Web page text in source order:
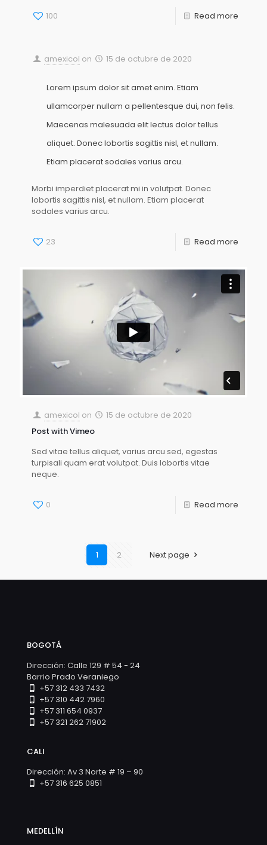
100 Read more
amexicol on 15 de octubre de 2020
Lorem ipsum dolor sit amet enim. Etiam
ullamcorper nullam a pellentesque dui, non felis.
Maecenas malesuada elit lectus dolor tellus
aliquet. Donec lobortis sagittis nisl, et nullam.
Etiam placerat sodales varius arcu.
Morbi imperdiet placerat mi in volutpat. Donec
lobortis sagittis nisl, et nullam. Etiam placerat
sodales varius arcu.
23 Read more
amexicol on
15 de octubre de 2020
Post with Vimeo
Sed vitae tellus aliquet, varius arcu sed, egestas
turpisali quam erat volutpat. Duis lobortis vitae
neque.
0 Read more
1 2 Next page
BOGOTÁ
Dirección: Calle 129 # 54 - 24
Barrio Prado Veraniego
+57 312 433 7432
+57 310 442 7960
+57 311 654 0937
+57 321 262 71902
CALI
Dirección: Av 3 Norte # 19 – 90
+57 316 625 0851
MEDELLÍN